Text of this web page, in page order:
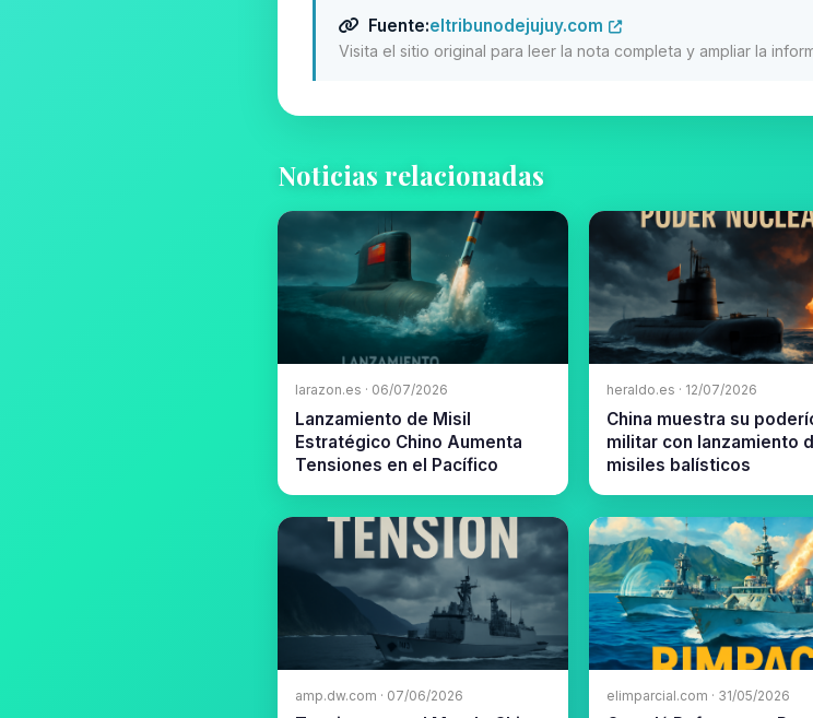
Fuente:eltribunodejujuy.com
Visita el sitio original para leer la nota completa y ampliar la
Noticias relacionadas
larazon.es · 06/07/2026
Lanzamiento de Misil
Estratégico Chino Aumenta
Tensiones en el Pacífico
heraldo.es · 12/07/2026
China muestra su
militar con lanzamiento
misiles balísticos
amp.dw.com · 07/06/2026 elimparcial.com · 31/05/2026